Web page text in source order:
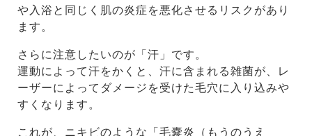
や入浴と同じく肌の炎症を悪化させるリスクがあり
ます。
さらに注意したいのが「汗」です。
運動によって汗をかくと、汗に含まれる雑菌が、レ
ーザーによってダメージを受けた毛穴に入り込みや
すくなります。
これが、ニキビのような「毛嚢炎（もうのうえ